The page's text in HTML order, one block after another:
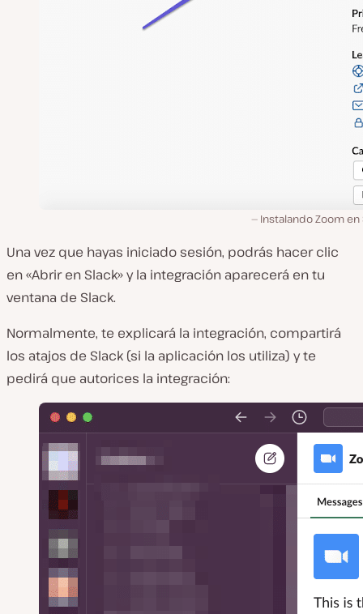
Instalando Zoom en
Una vez que hayas iniciado sesión, podrás hacer clic
en «Abrir en Slack» y la integración aparecerá en tu
ventana de Slack.
Normalmente, te explicará la integración, compartirá
los atajos de Slack (si la aplicación los utiliza) y te
pedirá que autorices la integración: